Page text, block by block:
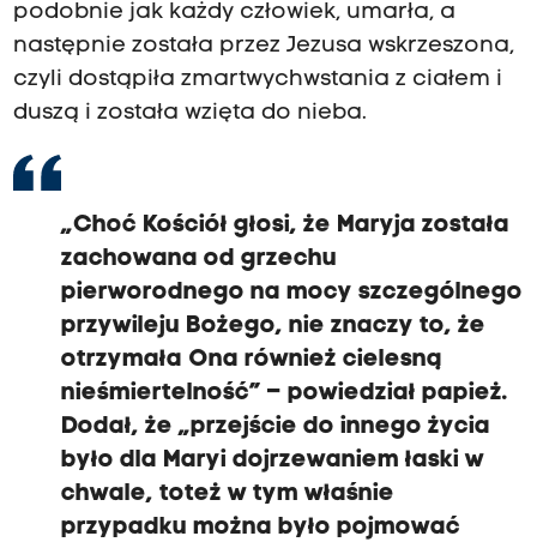
podobnie jak każdy człowiek, umarła, a
następnie została przez Jezusa wskrzeszona,
czyli dostąpiła zmartwychwstania z ciałem i
duszą i została wzięta do nieba.
„Choć Kościół głosi, że Maryja została
zachowana od grzechu
pierworodnego na mocy szczególnego
przywileju Bożego, nie znaczy to, że
otrzymała Ona również cielesną
nieśmiertelność” – powiedział papież.
Dodał, że „przejście do innego życia
było dla Maryi dojrzewaniem łaski w
chwale, toteż w tym właśnie
przypadku można było pojmować